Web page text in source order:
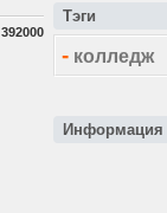
392000
Тэги
- колледж
Информация